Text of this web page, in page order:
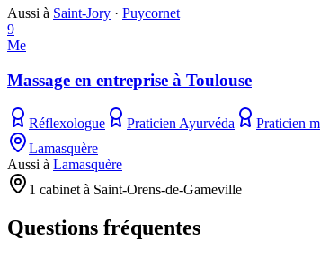
Aussi à Saint-Jory · Puycornet
9
Me
Massage en entreprise à Toulouse
Réflexologue Praticien Ayurvéda Praticien
Lamasquère
Aussi à Lamasquère
1 cabinet à Saint-Orens-de-Gameville
Questions fréquentes